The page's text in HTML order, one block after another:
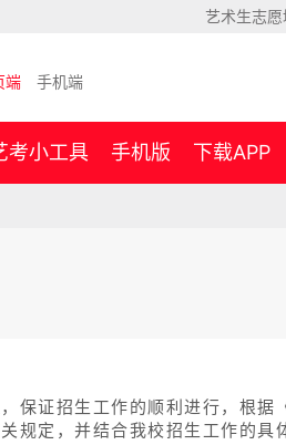
艺术生志
端 手机端
考小工具 手机版 下载APP
保证招生工作的顺利进行，根
规定，并结合我校招生工作的具